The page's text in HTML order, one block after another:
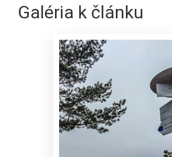
Galéria k článku